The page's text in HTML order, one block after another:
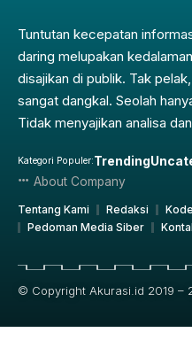
Tuntutan kecepatan
daring melupakan
disajikan di publik. Tak
sangat dangkal. Seolah
Tidak menyajikan analisa
Kategori Populer:Trending
About Company
Tentang Kami Redaksi
Pedoman Media Siber
© Copyright Akurasi.id 2019 –